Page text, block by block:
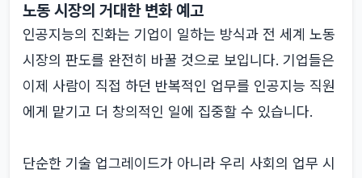
노동 시장의 거대한 변화 예고
인공지능의 진화는 기업이 일하는 방식과 전 세계 노동
시장의 판도를 완전히 바꿀 것으로 보입니다. 기업들은
이제 사람이 직접 하던 반복적인 업무를 인공지능 직원
에게 맡기고 더 창의적인 일에 집중할 수 있습니다.
단순한 기술 업그레이드가 아니라 우리 사회의 업무 시